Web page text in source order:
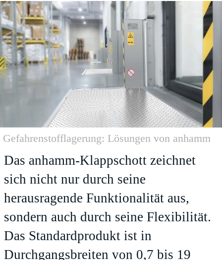
Gefahrenstofflagerung: Lösungen von anhamm
Das anhamm-Klappschott zeichnet
sich nicht nur durch seine
herausragende Funktionalität aus,
sondern auch durch seine Flexibilität.
Das Standardprodukt ist in
Durchgangsbreiten von 0,7 bis 19